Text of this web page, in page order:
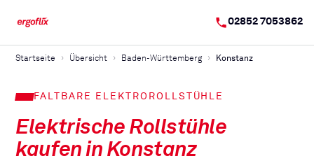
02852 7053862
Startseite Übersicht Baden-Württemberg Konstanz
FALTBARE ELEKTROROLLSTÜHLE
Elektrische Rollstühle
kaufen in Konstanz